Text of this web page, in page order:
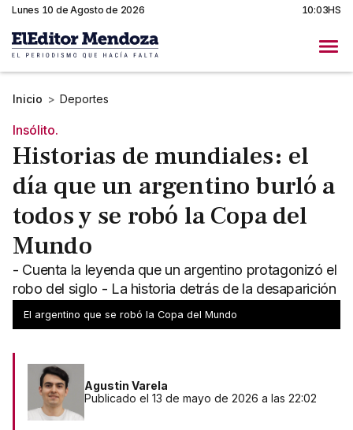
Lunes 10 de Agosto de 2026 10:03HS
Inicio > Deportes
Insólito.
Historias de mundiales: el
día que un argentino burló a
todos y se robó la Copa del
Mundo
- Cuenta la leyenda que un argentino protagonizó el
robo del siglo - La historia detrás de la desaparición
de la Copa del Mundo
El argentino que se robó la Copa del Mundo
Agustin Varela
Publicado el 13 de mayo de 2026 a las 22:02